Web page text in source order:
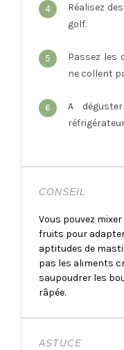
4
Réalisez
golf.
5
Passez les
ne collent
6
A
CONSEIL
Vous pouvez
fruits pour
aptitudes de
pas les aliments
saupoudrer les
râpée.
ASTUCE